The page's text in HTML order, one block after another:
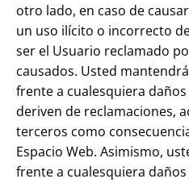
otro lado, en caso de
un uso ilícito o incorrecto
ser el Usuario reclamado
causados. Usted
frente a cualesquiera
deriven de reclamaciones,
terceros como
Espacio Web. Asimismo,
frente a cualesquiera